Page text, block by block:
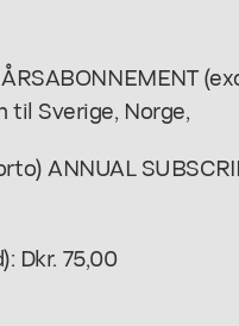
til Sverige, Norge,
ANNUAL
Dkr. 75,00